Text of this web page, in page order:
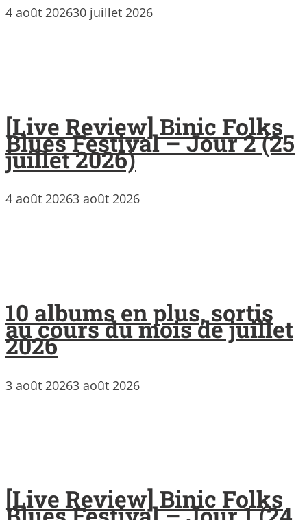
4 août 202630 juillet 2026
[Live Review] Binic Folks
Blues Festival – Jour 2 (25
juillet 2026)
4 août 20263 août 2026
10 albums en plus, sortis
au cours du mois de juillet
2026
3 août 20263 août 2026
[Live Review] Binic Folks